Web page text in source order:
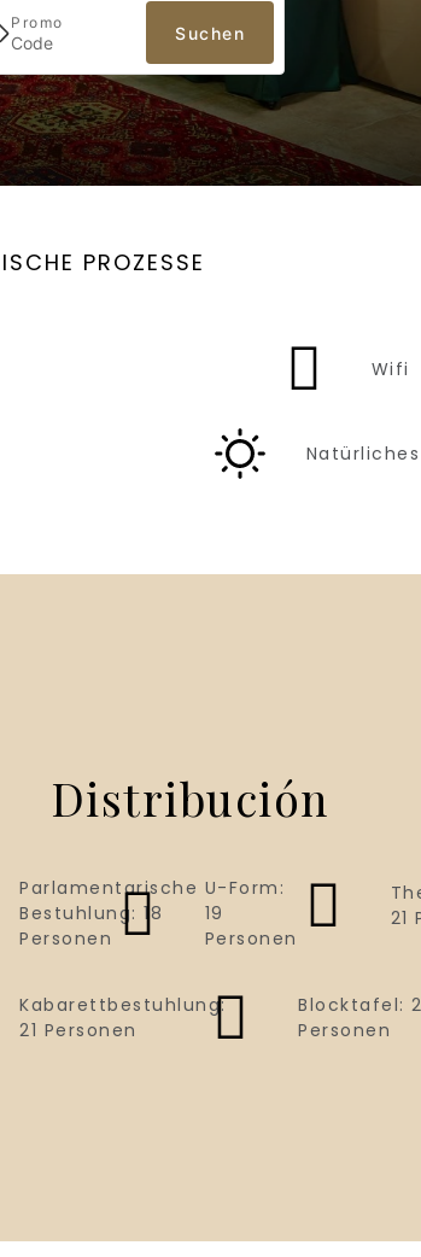
Promo
Suchen
PROZESSE
Wifi
Distribución
Parlamentarische
Bestuhlung: 18
Personen
U-Form:
19
Personen
21
Kabarettbestuhlung:
21 Personen
Blocktafel:
Personen